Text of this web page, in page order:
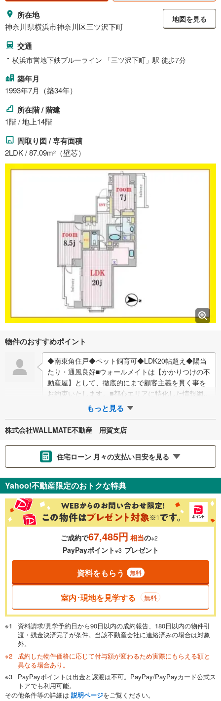
所在地
神奈川県横浜市神奈川区三ツ沢下町
地図を見る
交通
横浜市営地下鉄ブルーライン 「三ツ沢下町」駅 徒歩7分
築年月
1993年7月（築34年）
所在階 / 階建
1階 / 地上14階
間取り図 / 専有面積
2LDK / 87.09m2 （壁芯）
物件のおすすめポイント
◆南東角住戸◆ペット飼育可◆LDK20帖超え◆陽当
たり・通風良好■ウォールメイトは【かかりつけの不
動産屋】として、徹底的にまで顧客主義を貫く事を
お約束いたします。■都心エリアに特化した情報網を
駆使し、最良の不動産をご提案。■住宅ロ…
もっと見る
株式会社WALLMATE不動産 用賀支店
住宅ローン 月々の支払い目安を見る
金利 ％
0.01%
一般的には最長35年まで借り入れ可能です。多くの金融機関
が完済時の年齢は80歳までを条件としています。
閉じる
頭金 万円
0万円 4,499万円
自己資金から住宅購入にかけられる金額を入力してくださ
い。一般的には物件価格の2割までが目安です。
閉じる
ボーナス
万円
Yahoo!不動産限定のおトクな特典
ご成約で67,485円 相当の※2
PayPayポイント※3 プレゼント
資料をもらう 無料
室内･現地を見学する 無料
資料請求/見学予約日から90日以内の成約報告、180日以内の物件引
渡・残金決済完了が条件。当該不動産会社に連絡済みの場合は対象
外。
成約した物件価格に応じて付与額が変わるため実際にもらえる額と
異なる場合あり。
PayPayポイントは出金と譲渡は不可。PayPay/PayPayカード公式ス
トアでも利用可能。
その他条件等の詳細は 説明ページをご覧ください。